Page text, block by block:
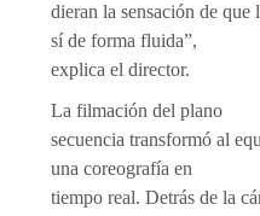
dieran la sensación de que
sí de forma fluida”,
explica el director.
La filmación del plano
secuencia transformó al
una coreografía en
tiempo real. Detrás de la